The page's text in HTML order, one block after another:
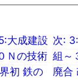
大成建設
Ｎの技術
初 鉄の
次:
組～
廃合